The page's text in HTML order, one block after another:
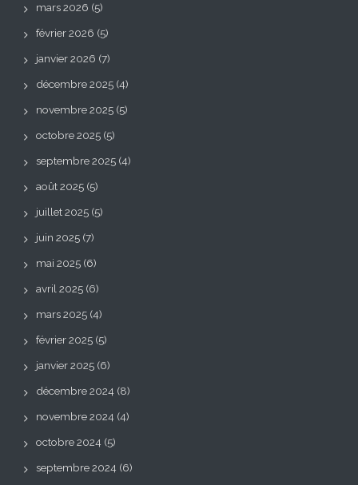
mars 2026 (5)
février 2026 (5)
janvier 2026 (7)
décembre 2025 (4)
novembre 2025 (5)
octobre 2025 (5)
septembre 2025 (4)
août 2025 (5)
juillet 2025 (5)
juin 2025 (7)
mai 2025 (6)
avril 2025 (6)
mars 2025 (4)
février 2025 (5)
janvier 2025 (6)
décembre 2024 (8)
novembre 2024 (4)
octobre 2024 (5)
septembre 2024 (6)